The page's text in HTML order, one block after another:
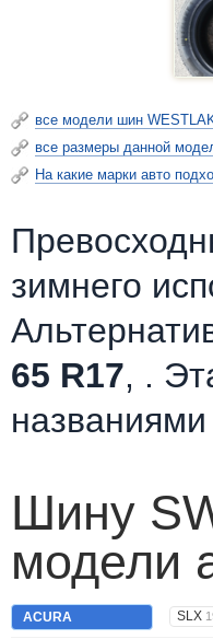
все модели шин
все размеры данной
На какие марки авто
зимнего
65 R17, .
названиями
Шину
модели
ACURA SLX